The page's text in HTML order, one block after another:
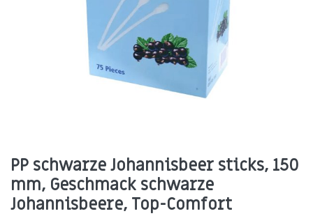
PP schwarze Johannisbeer sticks, 150
mm, Geschmack schwarze
Johannisbeere, Top-Comfort